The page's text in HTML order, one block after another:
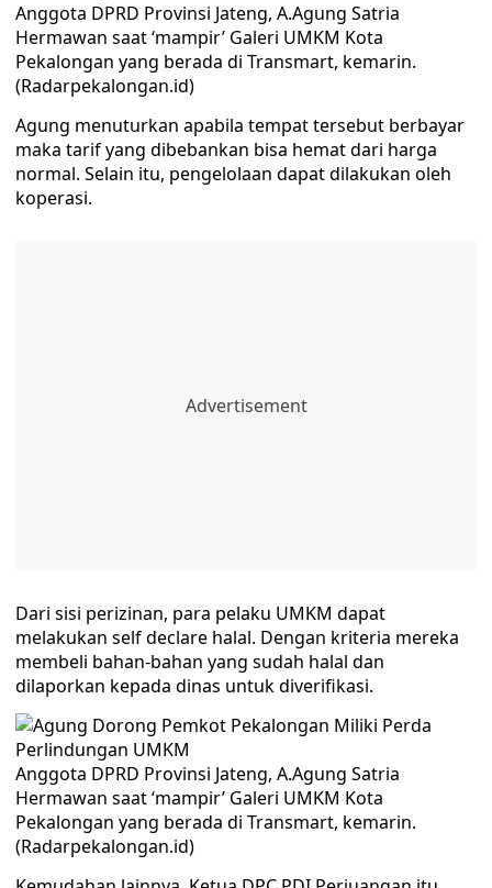
Anggota DPRD Provinsi Jateng, A.Agung Satria
Hermawan saat ‘mampir’ Galeri UMKM Kota
Pekalongan yang berada di Transmart, kemarin.
(Radarpekalongan.id)
Agung menuturkan apabila tempat tersebut berbayar
maka tarif yang dibebankan bisa hemat dari harga
normal. Selain itu, pengelolaan dapat dilakukan oleh
koperasi.
Dari sisi perizinan, para pelaku UMKM dapat
melakukan self declare halal. Dengan kriteria mereka
membeli bahan-bahan yang sudah halal dan
dilaporkan kepada dinas untuk diverifikasi.
Anggota DPRD Provinsi Jateng, A.Agung Satria
Hermawan saat ‘mampir’ Galeri UMKM Kota
Pekalongan yang berada di Transmart, kemarin.
(Radarpekalongan.id)